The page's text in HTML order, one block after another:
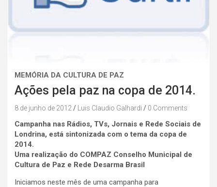
MEMÓRIA DA CULTURA DE PAZ
Ações pela paz na copa de 2014.
8 de junho de 2012 Luis Claudio Galhardi 0 Comments
Campanha nas Rádios, TVs, Jornais e Rede Sociais de
Londrina, está sintonizada com o tema da copa de
2014.
Uma realização do COMPAZ Conselho Municipal de
Cultura de Paz e Rede Desarma Brasil
Iniciamos neste mês de uma campanha para